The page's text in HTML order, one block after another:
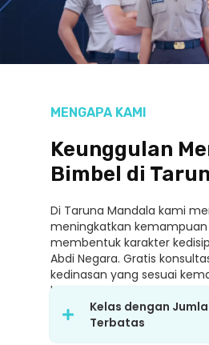
MENGAPA KAMI
Keunggulan
Bimbel di
Di Taruna Mandala kami
meningkatkan
membentuk karakter
Abdi Negara. Gratis
kedinasan yang sesuai
karakter.
Kelas dengan
Terbatas